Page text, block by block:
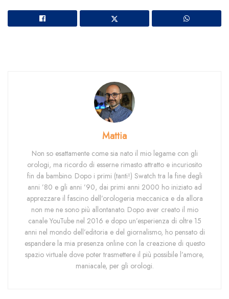
Mattia
Non so esattamente come sia nato il mio legame con gli
orologi, ma ricordo di esserne rimasto attratto e incuriosito
fin da bambino. Dopo i primi (tanti!) Swatch tra la fine degli
anni ’80 e gli anni ’90, dai primi anni 2000 ho iniziato ad
apprezzare il fascino dell’orologeria meccanica e da allora
non me ne sono più allontanato. Dopo aver creato il mio
canale YouTube nel 2016 e dopo un’esperienza di oltre 15
anni nel mondo dell’editoria e del giornalismo, ho pensato di
espandere la mia presenza online con la creazione di questo
spazio virtuale dove poter trasmettere il più possibile l’amore,
maniacale, per gli orologi.